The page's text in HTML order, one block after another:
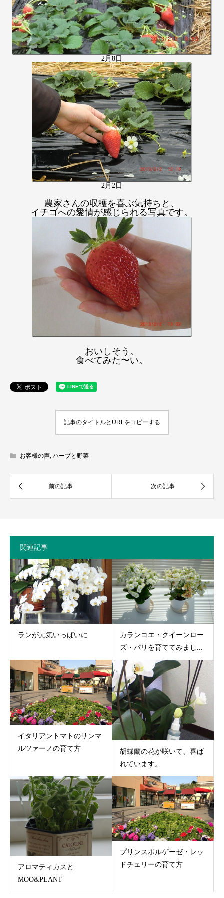
2月8日
2月2日
農家さんの収穫を喜ぶ気持ちと、
イチゴへの愛情が感じられる写真です。
おいしそう。
食べてみた〜い。
記事のタイトルとURLをコピーする
お客様の声, ハーブと野菜
関連記事
ランが元気いっぱいに
カランコエ・クイーンロー
ズ・パリを育ててみまし...
イタリアントマトのサンマ
ルツァーノの育て方
胡蝶蘭の花が咲いて、喜ば
れています。
アロマティカスと
MOO&PLANT
プリンスボルゲーゼ・レッ
ドチェリーの育て方